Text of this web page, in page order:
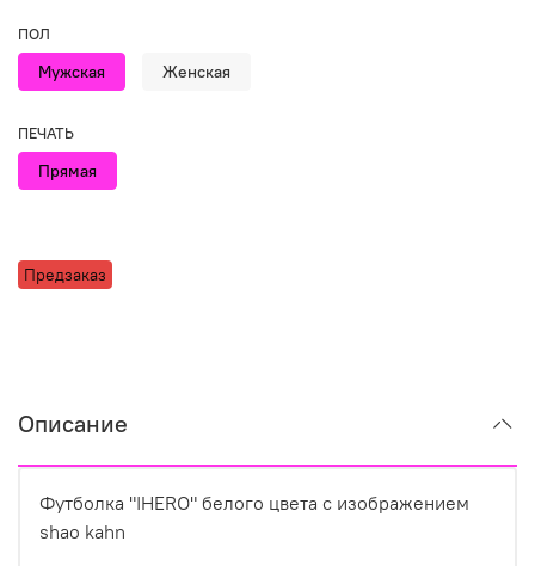
Предзаказ
ПОЛ
Мужская Женская
ПЕЧАТЬ
Прямая
Описание
Футболка "IHERO" белого цвета с изображением
shao kahn